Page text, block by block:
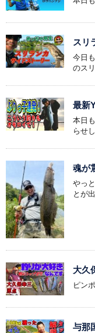
スリ
今日
のス
最新
本日
らせ
魂が
やっ
とが
大久
ピン
与那